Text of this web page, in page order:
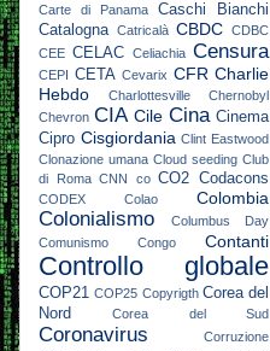
Carte di Panama
Caschi Bianchi
Catalogna Catricalà CBDC CDBC
CEE CELAC Celiachia Censura
CEPI CETA Cevarix CFR Charlie
Hebdo
Charlottesville
Chernobyl
Chevron CIA Cile Cina Cinema
Cipro Cisgiordania Clint Eastwood
Clonazione umana Cloud seeding Club
di Roma CNN co CO2 Codacons
CODEX Colao Colombia
Colonialismo
Columbus Day
Comunismo
Congo Contanti
Controllo globale
COP21 COP25 Copyrigth Corea del
Nord
Corea del Sud
Coronavirus
Corruzione